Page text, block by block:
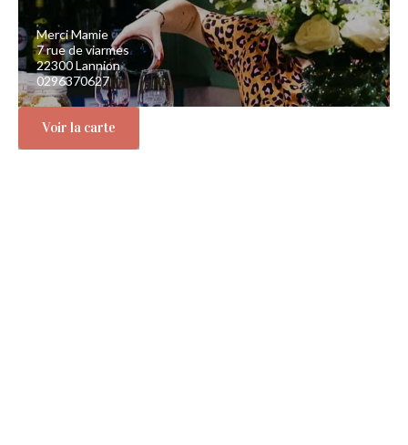
Merci Mamie
7 rue de viarmes
22300 Lannion
0296370627
Voir la carte